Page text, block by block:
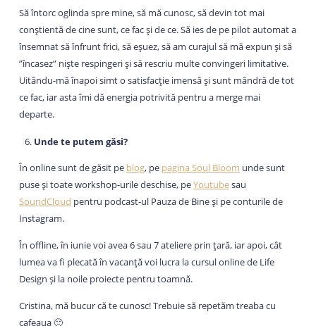
Să întorc oglinda spre mine, să mă cunosc, să devin tot mai
conștientă de cine sunt, ce fac și de ce. Să ies de pe pilot automat a
însemnat să înfrunt frici, să eșuez, să am curajul să mă expun și să
”încasez” niște respingeri și să rescriu multe convingeri limitative.
Uitându-mă înapoi simt o satisfacție imensă și sunt mândră de tot
ce fac, iar asta îmi dă energia potrivită pentru a merge mai
departe.
Unde te putem găsi?
În online sunt de găsit pe blog, pe pagina Soul Bloom unde sunt
puse și toate workshop-urile deschise, peYoutubesau
SoundCloud pentru podcast-ul Pauza de Bine și pe conturile de
Instagram.
În offline, în iunie voi avea 6 sau 7 ateliere prin țară, iar apoi, cât
lumea va fi plecată în vacanță voi lucra la cursul online de Life
Design și la noile proiecte pentru toamnă.
Cristina, mă bucur că te cunosc! Trebuie să repetăm treaba cu
cafeaua 🙂